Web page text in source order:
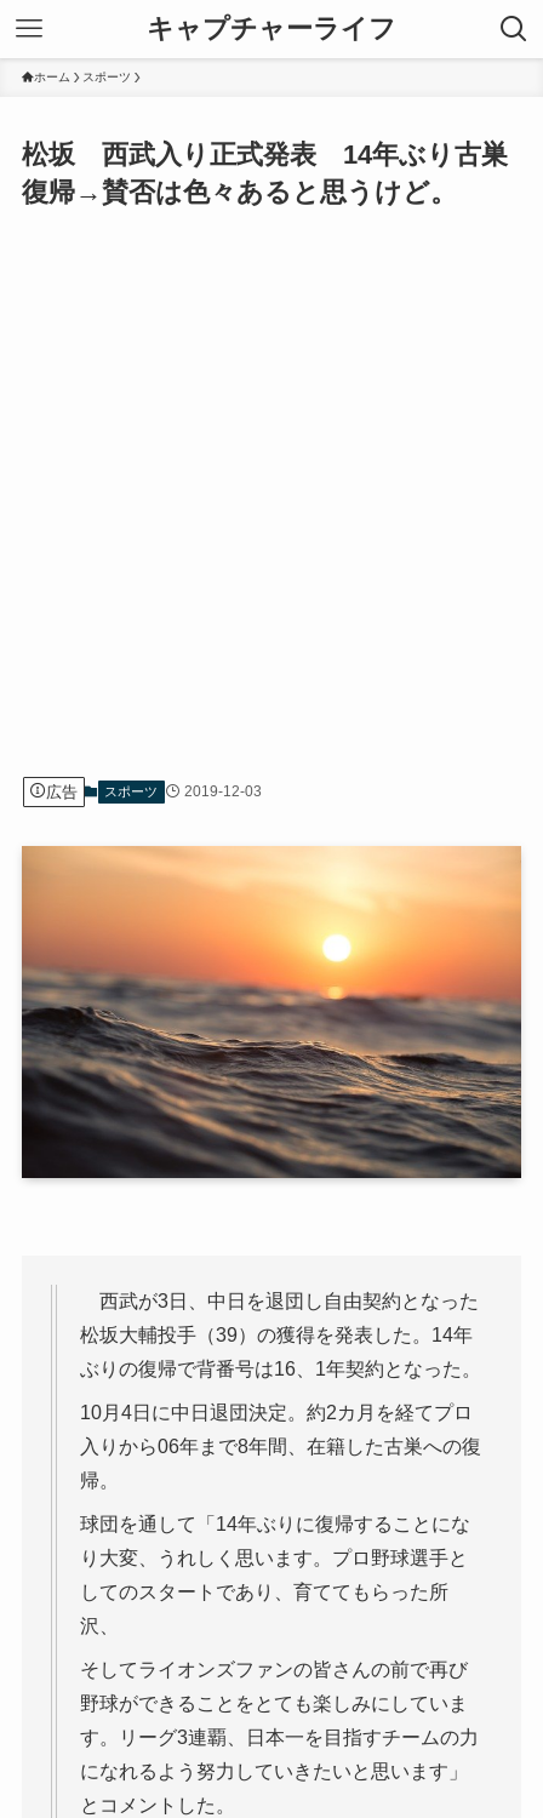
キャプチャーライフ
ホーム スポーツ
松坂 西武入り正式発表 14年ぶり古巣
復帰→賛否は色々あると思うけど。
広告 スポーツ 2019-12-03
西武が3日、中日を退団し自由契約となった
松坂大輔投手（39）の獲得を発表した。14年
ぶりの復帰で背番号は16、1年契約となった。
10月4日に中日退団決定。約2カ月を経てプロ
入りから06年まで8年間、在籍した古巣への復
帰。
球団を通して「14年ぶりに復帰することにな
り大変、うれしく思います。プロ野球選手と
してのスタートであり、育ててもらった所
沢、
そしてライオンズファンの皆さんの前で再び
野球ができることをとても楽しみにしていま
す。リーグ3連覇、日本一を目指すチームの力
になれるよう努力していきたいと思います」
とコメントした。